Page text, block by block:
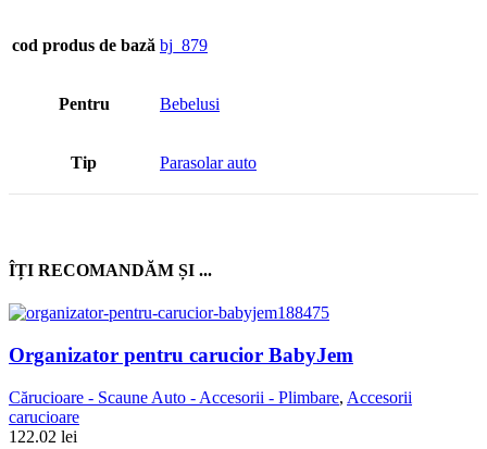
cod produs de bază bj_879
Pentru Bebelusi
Tip Parasolar auto
ÎȚI RECOMANDĂM ȘI ...
Organizator pentru carucior BabyJem
Cărucioare - Scaune Auto - Accesorii - Plimbare, Accesorii
carucioare
122.02 lei